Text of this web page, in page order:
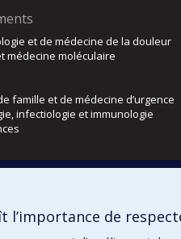
et de médecine de la douleur
médecine moléculaire
famille et de médecine d’urgence
infectiologie et immunologie
et audiologie
l’importance de